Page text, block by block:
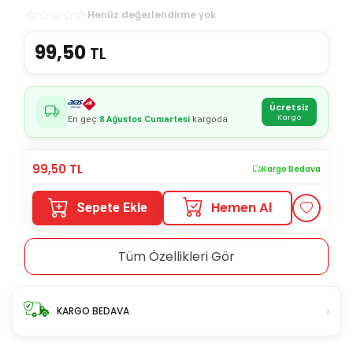
Henüz değerlendirme yok
99,50 TL
En geç 8 Ağustos Cumartesi kargoda
Ücretsiz
Kargo
99,50 TL Kargo Bedava
Sepete Ekle Hemen Al
Tüm Özellikleri Gör
KARGO BEDAVA ›